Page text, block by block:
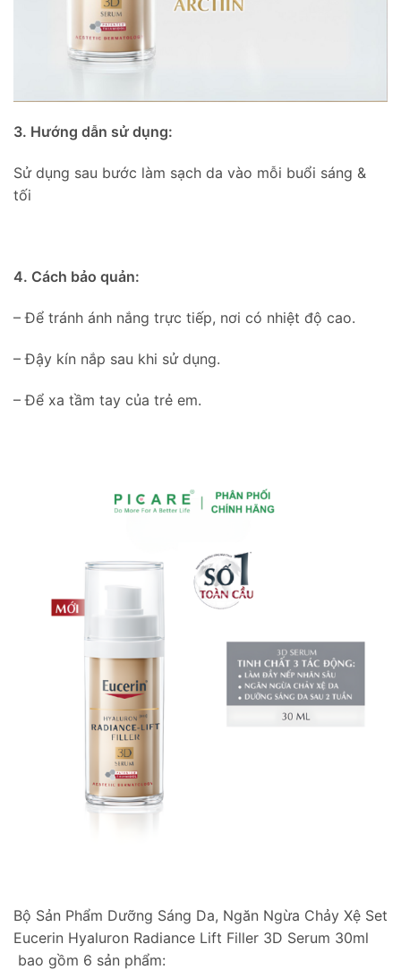
3. Hướng dẫn sử dụng:
Sử dụng sau bước làm sạch da vào mỗi buổi sáng &
tối
4. Cách bảo quản:
– Để tránh ánh nắng trực tiếp, nơi có nhiệt độ cao.
– Đậy kín nắp sau khi sử dụng.
– Để xa tầm tay của trẻ em.
Bộ Sản Phẩm Dưỡng Sáng Da, Ngăn Ngừa Chảy Xệ Set
Eucerin Hyaluron Radiance Lift Filler 3D Serum 30ml
bao gồm 6 sản phẩm: